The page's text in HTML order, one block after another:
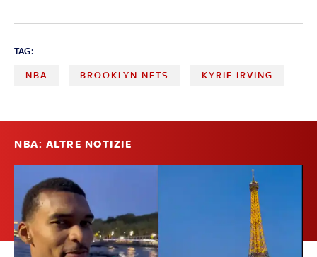
TAG:
NBA BROOKLYN NETS KYRIE IRVING
NBA: ALTRE NOTIZIE